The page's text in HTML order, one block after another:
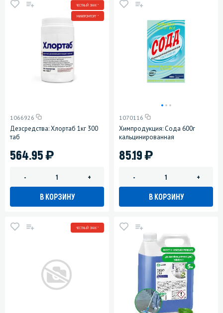
ЧЕСТНЫЙ ЗНАК *
МИНПРОМТОРГ *
1066926
Дезсредства: Хлортаб 1кг 300
таб
564.95)
- +
В КОРЗИНУ
1070116
Химпродукция: Сода 600г
кальцинированная
85.19)
- +
В КОРЗИНУ
ЧЕСТНЫЙ ЗНАК *